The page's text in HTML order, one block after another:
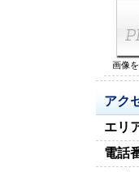
画像
アク
エリ
電話